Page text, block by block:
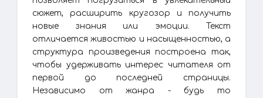
сюжет, расширить кругозор и получить
новые знания или эмоции. Текст
отличается живостью и насыщенностью, а
структура произведения построена так,
чтобы удерживать интерес читателя от
первой до последней страницы.
Независимо от жанра - будь то